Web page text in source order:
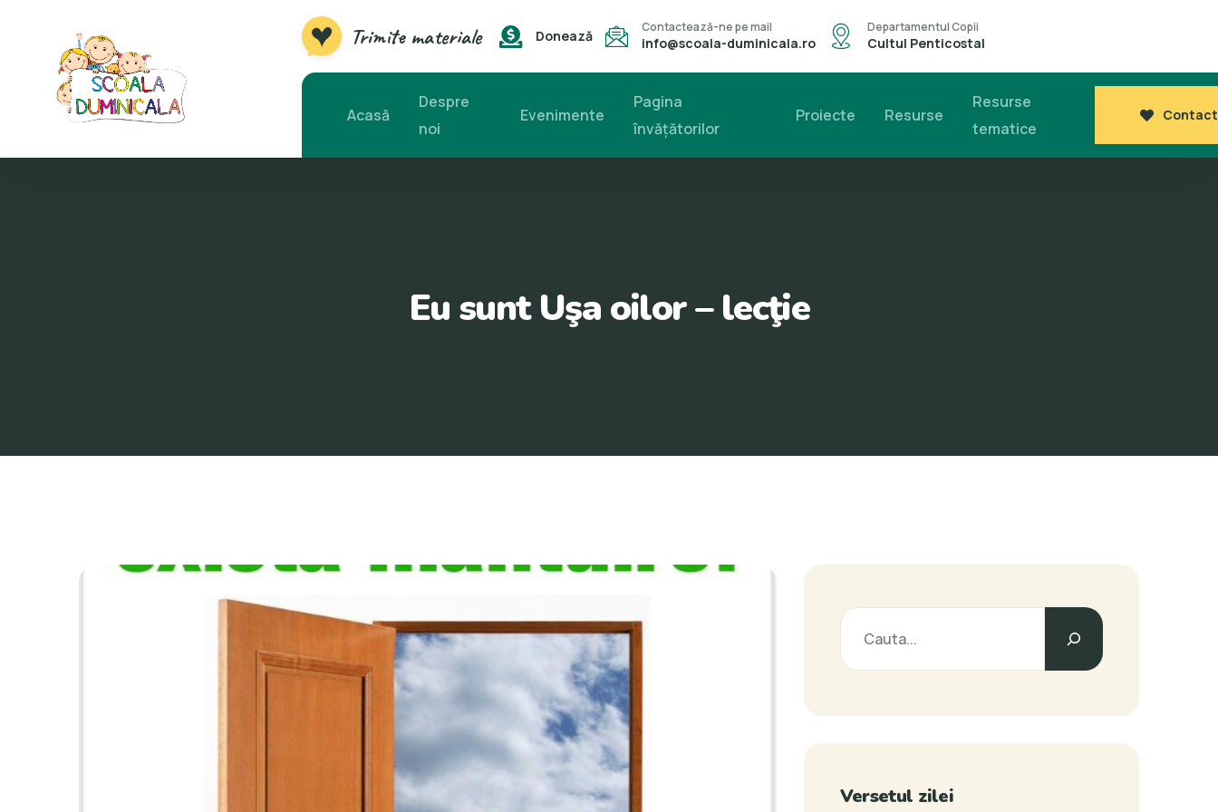
Trimite materiale Donează
Contactează-ne pe mail
info@scoala-duminicala.ro
Departamentul Copii
Cultul Penticostal
Acasă
Despre
noi
Evenimente
Pagina
învăţătorilor
Proiecte Resurse
Resurse
tematice
Contact
Eu sunt Uşa oilor – lecţie
Versetul zilei